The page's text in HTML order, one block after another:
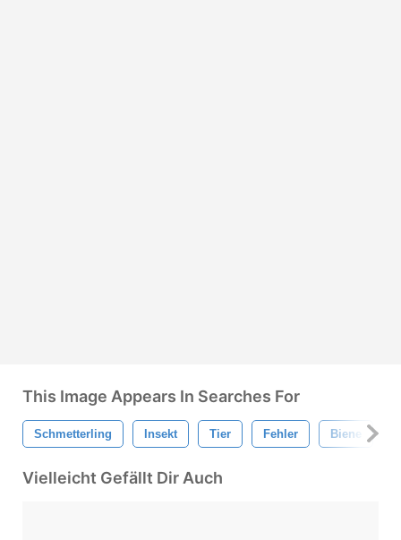
This Image Appears In Searches For
Schmetterling Insekt Tier Fehler Biene
Vielleicht Gefällt Dir Auch